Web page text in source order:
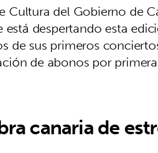
Cultura del Gobierno de
despertando esta
de sus primeros
de abonos por
canaria de